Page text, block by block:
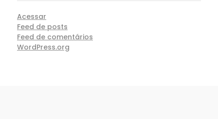
Acessar
Feed de posts
Feed de comentários
WordPress.org